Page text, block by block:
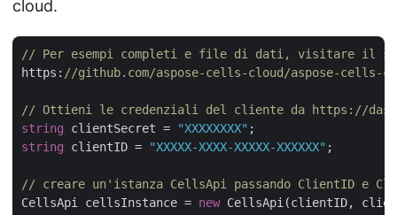
cloud.
// Per esempi completi e file di dati, visitare il
https: //github.com/aspose-cells-cloud/aspose-cells-
// Ottieni le credenziali del cliente da https://
string clientSecret = "XXXXXXXX"
string clientID = "XXXXX-XXXX-XXXXX-XXXXXX" ;
// creare un'istanza CellsApi passando ClientID e
CellsApi cellsInstance = new CellsApi(clientID,